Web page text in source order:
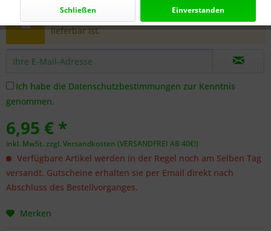
Benachrichtigen Sie mich, sobald der Artikel
lieferbar ist.
Ich habe die Datenschutzbestimmungen zur Kenntnis
genommen.
6,95 € *
inkl. MwSt. zzgl. Versandkosten (VERSANDFREI AB 40€!)
Verfügbare Artikel werden in der Regel noch am Selben Tag
versandt. Gutscheine erhalten sie per Email direkt nach
Abschluss des Bestellvorganges.
Merken
Einverstanden
Schließen